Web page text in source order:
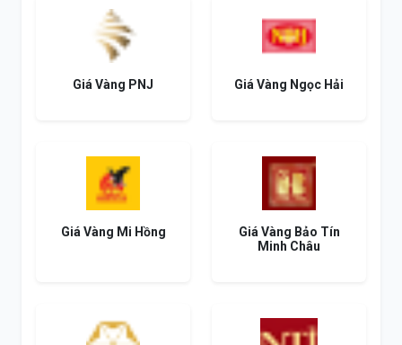
Giá Vàng PNJ Giá Vàng Ngọc Hải
Giá Vàng Mi Hồng
Giá Vàng Bảo Tín
Minh Châu